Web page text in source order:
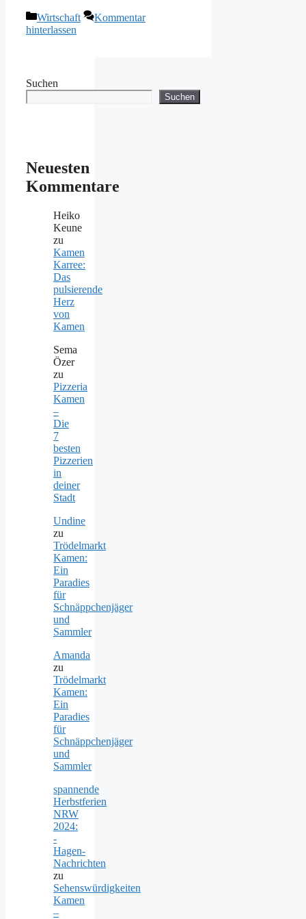
Kategorien
Wirtschaft
Kommentar
hinterlassen
Suchen
Suchen
Neuesten
Kommentare
Heiko
Keune
zu
Kamen
Karree:
Das
pulsierende
Herz
von
Kamen
Sema
Özer
zu
Pizzeria
Kamen
–
Die
7
besten
Pizzerien
in
deiner
Stadt
Undine
zu
Trödelmarkt
Kamen:
Ein
Paradies
für
Schnäppchenjäger
und
Sammler
Amanda
zu
Trödelmarkt
Kamen:
Ein
Paradies
für
Schnäppchenjäger
und
Sammler
spannende
Herbstferien
NRW
2024:
-
Hagen-
Nachrichten
zu
Sehenswürdigkeiten
Kamen
–